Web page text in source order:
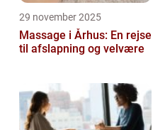
29 november 2025
Massage i Århus: En rejse
til afslapning og velvære